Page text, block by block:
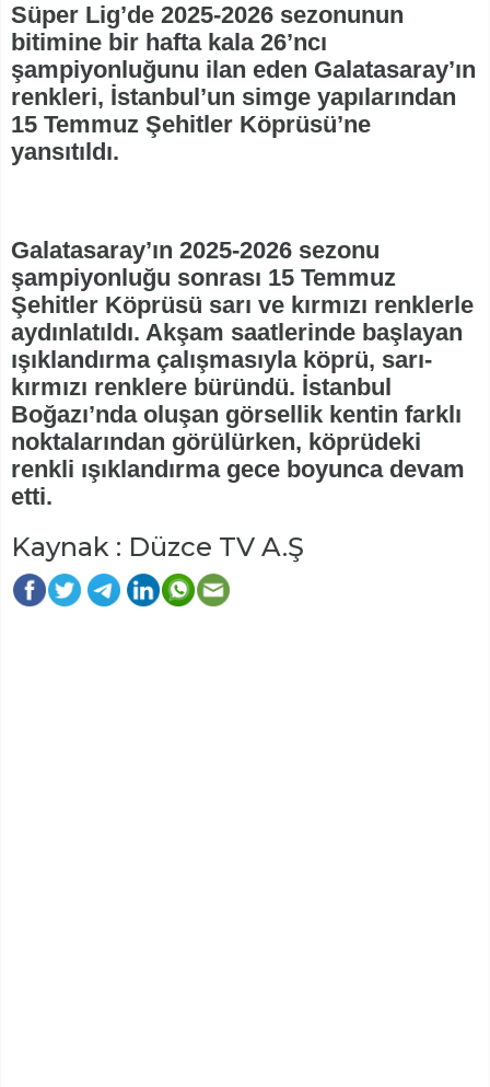
Süper Lig’de 2025-2026 sezonunun
bitimine bir hafta kala 26’ncı
şampiyonluğunu ilan eden Galatasaray’ın
renkleri, İstanbul’un simge yapılarından
15 Temmuz Şehitler Köprüsü’ne
yansıtıldı.
Galatasaray’ın 2025-2026 sezonu
şampiyonluğu sonrası 15 Temmuz
Şehitler Köprüsü sarı ve kırmızı renklerle
aydınlatıldı. Akşam saatlerinde başlayan
ışıklandırma çalışmasıyla köprü, sarı-
kırmızı renklere büründü. İstanbul
Boğazı’nda oluşan görsellik kentin farklı
noktalarından görülürken, köprüdeki
renkli ışıklandırma gece boyunca devam
etti.
Kaynak : Düzce TV A.Ş